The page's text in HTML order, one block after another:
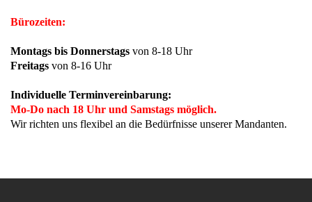
Bürozeiten:
Montags bis Donnerstags von 8-18 Uhr
Freitags von 8-16 Uhr
Individuelle Terminvereinbarung:
Mo-Do nach 18 Uhr und Samstags möglich.
Wir richten uns flexibel an die Bedürfnisse unserer Mandanten.